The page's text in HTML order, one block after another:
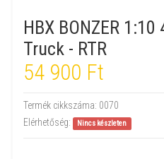
HBX BONZER
Truck - RTR
54 900 Ft
Termék cikkszáma: 0070
Elérhetőség:
Nincs készleten